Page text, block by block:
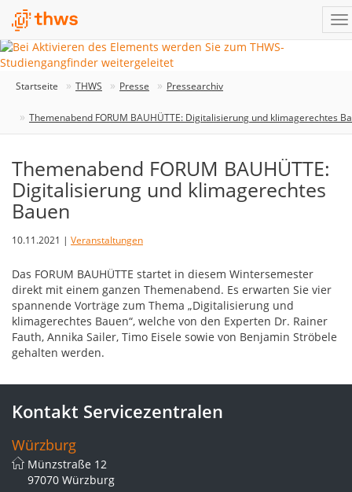
Startseite THWS Presse Pressearchiv
Themenabend FORUM BAUHÜTTE: Digitalisierung und klimagerechtes
Themenabend FORUM BAUHÜTTE:
Digitalisierung und klimagerechtes
Bauen
10.11.2021 | Veranstaltungen
Das FORUM BAUHÜTTE startet in diesem Wintersemester
direkt mit einem ganzen Themenabend. Es erwarten Sie vier
spannende Vorträge zum Thema „Digitalisierung und
klimagerechtes Bauen“, welche von den Experten Dr. Rainer
Fauth, Annika Sailer, Timo Eisele sowie von Benjamin Ströbele
gehalten werden.
Kontakt Servicezentralen
Würzburg
Münzstraße 12
97070 Würzburg